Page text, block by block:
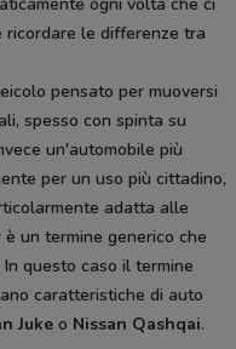
ricordare le differenze tra
pensato per muoversi
spesso con spinta su
un'automobile più
per un uso più cittadino,
adatta alle
è un termine generico che
questo caso il termine
caratteristiche di auto
Juke o Nissan Qashqai.